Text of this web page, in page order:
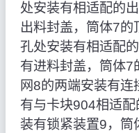
处安装有相适配的
出料封盖，筒体7的
孔处安装有相适配
有进料封盖，筒体7
网8的两端安装有
有与卡块904相适
装有锁紧装置9，筒